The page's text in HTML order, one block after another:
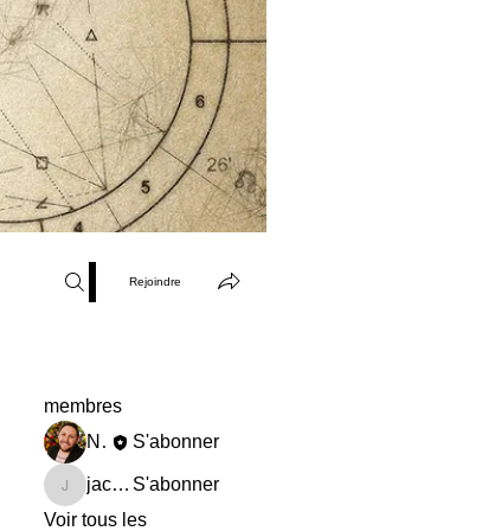
Rejoindre
membres
Nicolas Duquerroy
S'abonner
jacques.duponchel
jacques.duponchel S'abonner
Voir tous les